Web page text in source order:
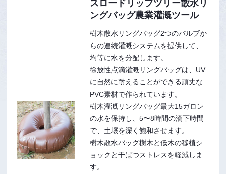
スロードリップツリー散水リ
ングバッグ農業灌漑ツール
樹木散水リングバッグ2つのバルブか
らの連続灌漑システムを提供して、
均等に水を分配します。
徐放性点滴灌漑リングバッグは、UV
に自然に耐えることができる頑丈な
PVC素材で作られています。
樹木灌漑リングバッグ最大15ガロン
の水を保持し、5〜8時間の滴下時間
で、土壌を深く飽和させます。
樹木散水バッグ樹木と低木の移植シ
ョックと干ばつストレスを軽減しま
す。